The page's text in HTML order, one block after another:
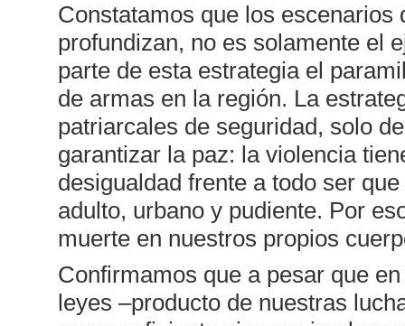
Constatamos que los
profundizan, no es solamente el
parte de esta estrategia el
de armas en la región. La
patriarcales de seguridad, solo
garantizar la paz: la violencia
desigualdad frente a todo ser
adulto, urbano y pudiente. Por
muerte en nuestros propios
Confirmamos que a pesar que
leyes –producto de nuestras